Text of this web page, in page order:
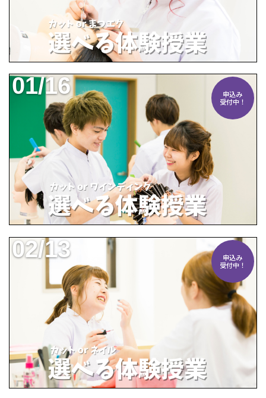
申込み
受付中！
01/16
申込み
受付中！
02/13